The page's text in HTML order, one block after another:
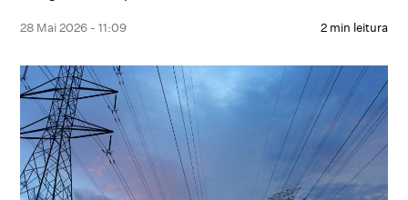
28 Mai 2026 - 11:09 2 min leitura